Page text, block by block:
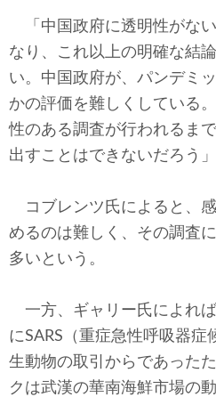
「中国政府に透明性がな
なり、これ以上の明確な結
い。中国政府が、パンデミ
かの評価を難しくしている
性のある調査が行われるま
出すことはできないだろう」
コブレンツ氏によると、
めるのは難しく、その調査
多いという。
一方、ギャリー氏によれ
にSARS（重症急性呼吸器症
生動物の取引からであった
クは武漢の華南海鮮市場の